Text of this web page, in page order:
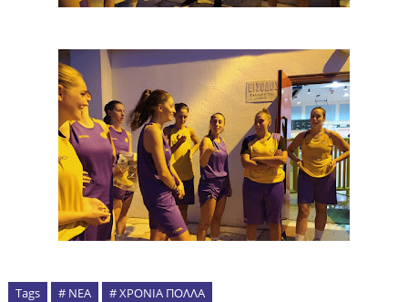
Tags # ΝΕΑ # ΧΡΟΝΙΑ ΠΟΛΛΑ